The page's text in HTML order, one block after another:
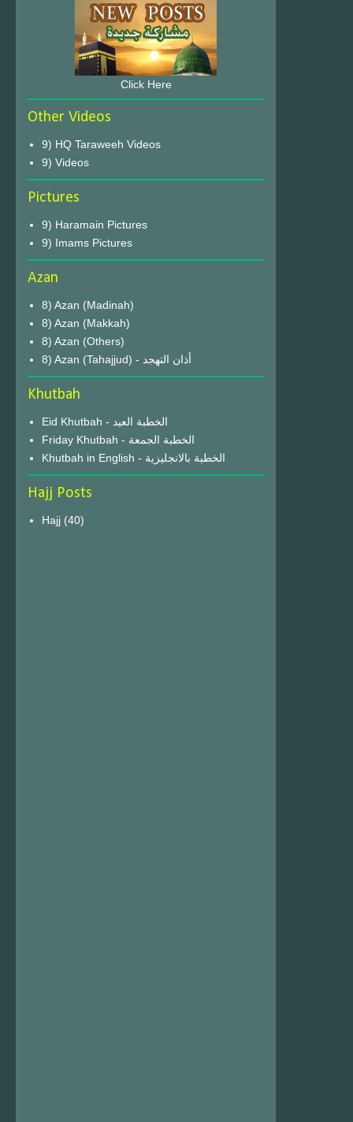
Click Here
Other Videos
9) HQ Taraweeh Videos
9) Videos
Pictures
9) Haramain Pictures
9) Imams Pictures
Azan
8) Azan (Madinah)
8) Azan (Makkah)
8) Azan (Others)
8) Azan (Tahajjud) - أذان التهجد
Khutbah
Eid Khutbah - الخطبة العيد
Friday Khutbah - الخطبة الجمعة
Khutbah in English - الخطبة بالانجليزية
Hajj Posts
Hajj (40)